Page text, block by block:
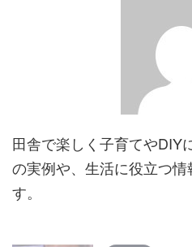
田舎で楽しく子育てやDIY
の実例や、生活に役立つ
す。